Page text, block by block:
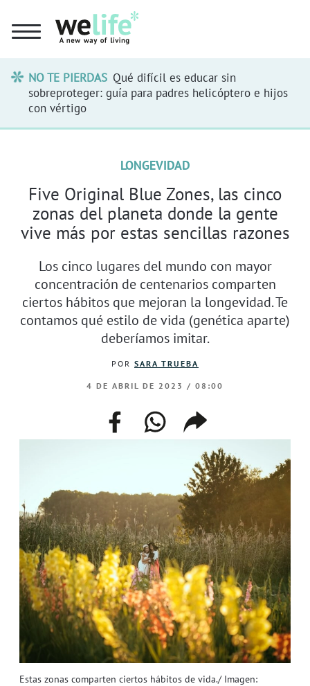
NO TE PIERDAS Qué difícil es educar sin
sobreproteger: guía para padres helicóptero e hijos
con vértigo
Estas zonas comparten ciertos hábitos de vida./ Imagen:
LONGEVIDAD
Five Original Blue Zones, las cinco
zonas del planeta donde la gente
vive más por estas sencillas razones
Los cinco lugares del mundo con mayor
concentración de centenarios comparten
ciertos hábitos que mejoran la longevidad. Te
contamos qué estilo de vida (genética aparte)
deberíamos imitar.
POR SARA TRUEBA
4 DE ABRIL DE 2023 / 08:00
facebookwhatsappcompartir
enlace